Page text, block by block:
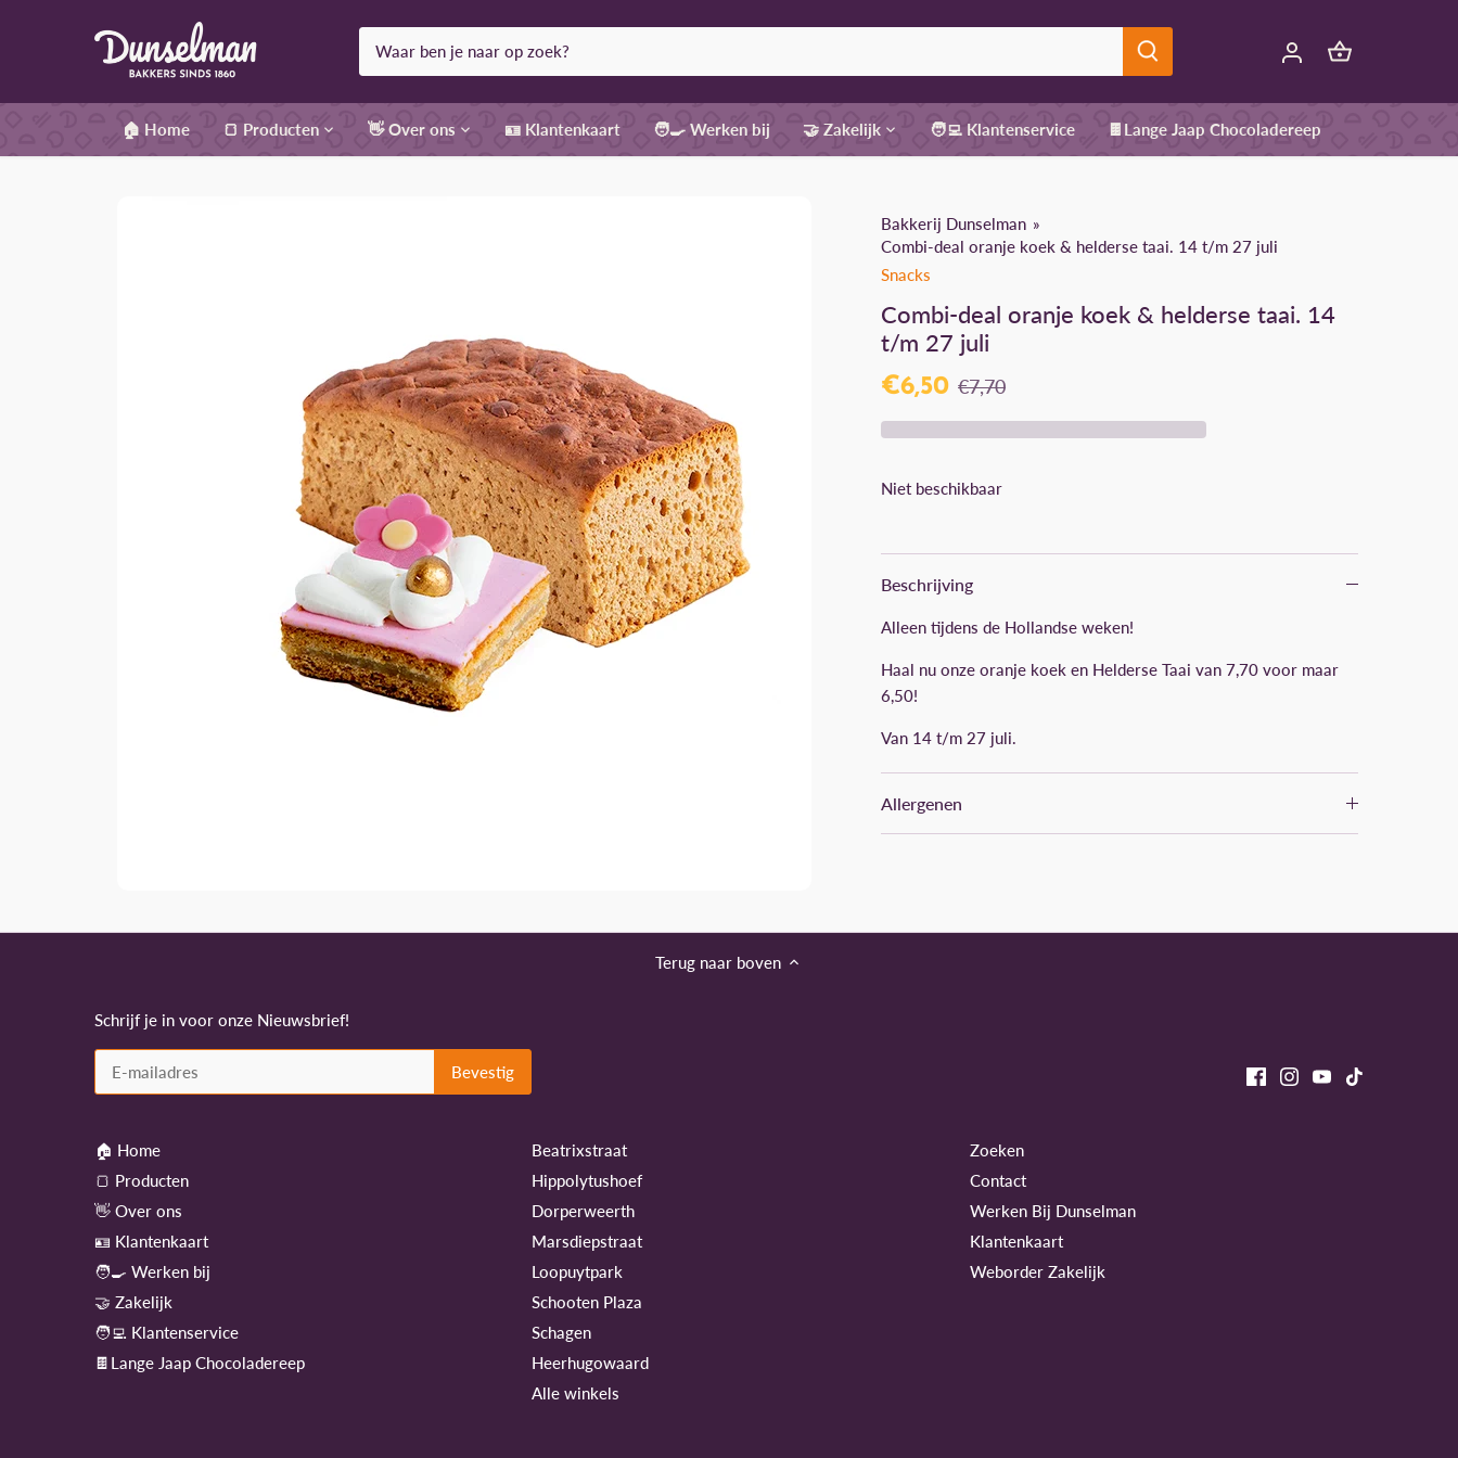
🏠 Home 🍞 Producten 👋 Over ons 🪪 Klantenkaart 🧑‍🍳 Werken bij 🤝 Zakelijk 🧑‍💻 Klantenservice 🍫Lange Jaap Chocoladereep
Bakkerij Dunselman
Combi-deal oranje koek & helderse taai. 14 t/m 27 juli
Snacks
Combi-deal oranje koek & helderse taai. 14
t/m 27 juli
€6,50 €7,70
Niet beschikbaar
Beschrijving
Alleen tijdens de Hollandse weken!
Haal nu onze oranje koek en Helderse Taai van 7,70 voor maar
6,50!
Van 14 t/m 27 juli.
Allergenen
Terug naar boven
Schrijf je in voor onze Nieuwsbrief!
🏠 Home
🍞 Producten
👋 Over ons
🪪 Klantenkaart
🧑‍🍳 Werken bij
🤝 Zakelijk
🧑‍💻 Klantenservice
🍫Lange Jaap Chocoladereep
Beatrixstraat
Hippolytushoef
Dorperweerth
Marsdiepstraat
Loopuytpark
Schooten Plaza
Schagen
Heerhugowaard
Alle winkels
Zoeken
Contact
Werken Bij Dunselman
Klantenkaart
Weborder Zakelijk